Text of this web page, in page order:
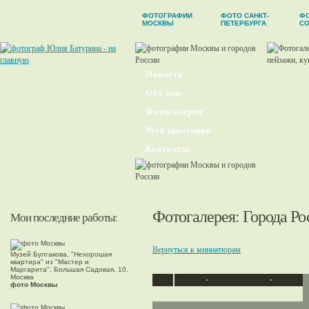
ФОТОГРАФИИ
МОСКВЫ
ФОТО САНКТ-
ПЕТЕРБУРГА
Новости
Обо мне
Фотогалерея
Мои заказчики
Контакты
Мои последние работы:
Музей Булгакова, "Нехорошая
квартира" из "Мастер и
Маргарита", Большая Садовая, 10,
Москва
фото Москвы
Фотогалерея:Города
Вернуться к миниатюрам